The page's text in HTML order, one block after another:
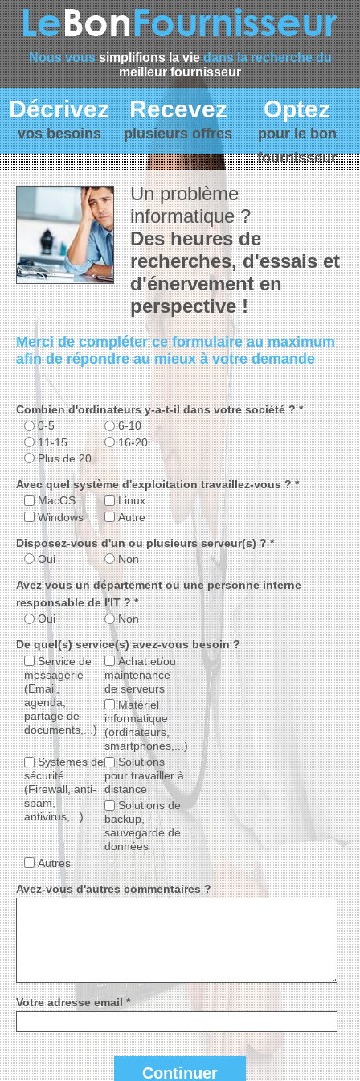
Nous voussimplifions la viedans la recherche du
meilleur fournisseur
Décrivez
vos besoins
Recevez
plusieurs offres
Optez
pour le bon
fournisseur
Un problème
informatique ?
Des heures de
recherches, d'essais et
d'énervement en
perspective !
Merci de compléter ce formulaire au maximum
afin de répondre au mieux à votre demande
Combien d'ordinateurs y-a-t-il dans votre société ? *
0-5
6-10
11-15
16-20
Plus de 20
Avec quel système d'exploitation travaillez-vous ? *
MacOS
Linux
Windows
Autre
Disposez-vous d'un ou plusieurs serveur(s) ? *
Oui
Non
Avez vous un département ou une personne interne
responsable de l'IT ? *
Oui
Non
De quel(s) service(s) avez-vous besoin ?
Service de
messagerie
(Email,
agenda,
partage de
documents,...)
Achat et/ou
maintenance
de serveurs
Matériel
informatique
(ordinateurs,
smartphones,...)
Systèmes de
sécurité
(Firewall, anti-
spam,
antivirus,...)
Solutions
pour travailler à
distance
Solutions de
backup,
sauvegarde de
données
Autres
Avez-vous d'autres commentaires ?
Votre adresse email *